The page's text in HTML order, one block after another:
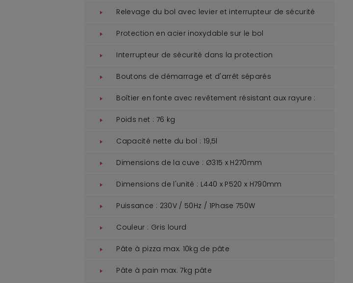
Relevage du bol avec levier et interrupteur de sécurité
Protection en acier inoxydable sur le bol
Interrupteur de sécurité dans la protection
Boutons de démarrage et d'arrêt séparés
Boîtier en fonte avec revêtement résistant aux rayure :
Poids net : 76 kg
Capacité nette du bol : 19,5l
Dimensions de la cuve : Ø315 x H270mm
Dimensions de l'unité : L440 x P520 x H790mm
Puissance : 230V / 50Hz / 1Phase 750W
Couleur : Gris lourd
Pâte à pizza max. 10kg de pâte
Pâte à pain max. 7kg pâte